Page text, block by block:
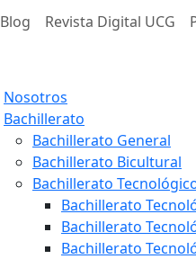
Blog Revista Digital UCG
Nosotros
Bachillerato
Bachillerato General
Bachillerato Bicultural
Bachillerato
Bachillerato
Bachillerato
Bachillerato